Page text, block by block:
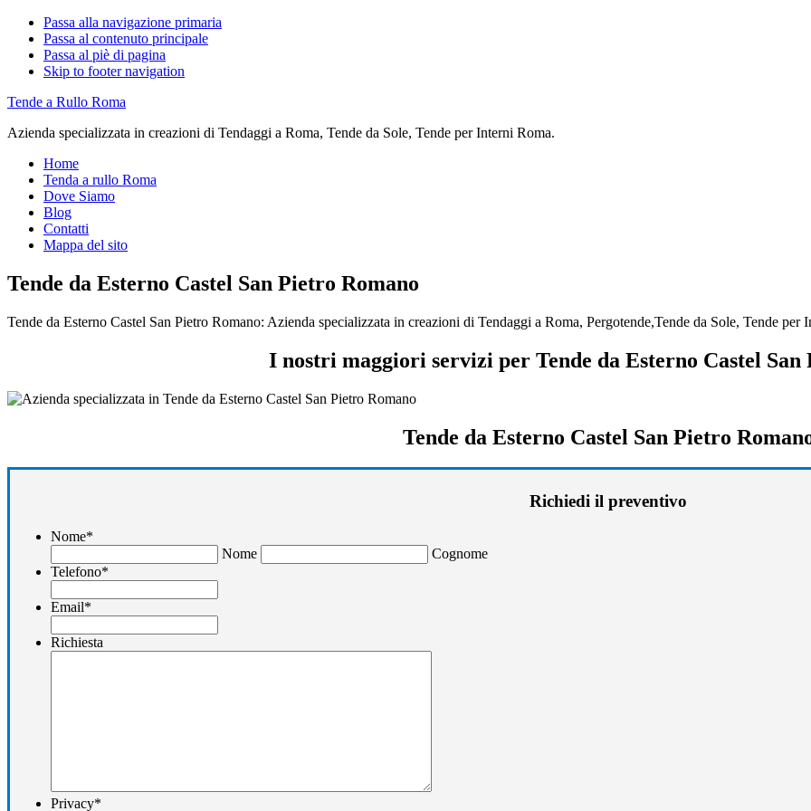
Passa alla navigazione primaria
Passa al contenuto principale
Passa al piè di pagina
Skip to footer navigation
Tende a Rullo Roma
Azienda specializzata in creazioni di Tendaggi a Roma, Tende da Sole, Tende per Interni Roma.
Home
Tenda a rullo Roma
Dove Siamo
Blog
Contatti
Mappa del sito
Tende da Esterno Castel San Pietro Romano
Tende da Esterno Castel San Pietro Romano: Azienda specializzata in creazioni di Tendaggi a Roma, Pergotende,Tende da Sole, Tende per
I nostri maggiori servizi per Tende da Esterno Castel San
Tende da Esterno Castel San Pietro
Richiedi il preventivo
Nome*
Nome
Cognome
Telefono*
Email*
Richiesta
Privacy*